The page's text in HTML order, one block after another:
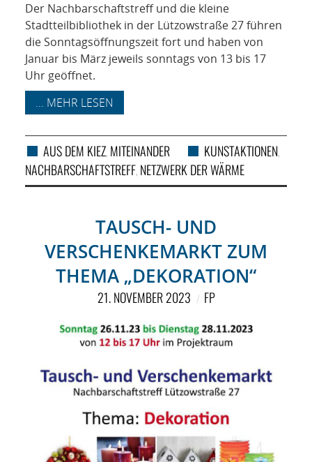
Der Nachbarschaftstreff und die kleine
Stadtteilbibliothek in der Lützowstraße 27 führen
die Sonntagsöffnungszeit fort und haben von
Januar bis März jeweils sonntags von 13 bis 17
Uhr geöffnet.
... MEHR LESEN
AUS DEM KIEZ, MITEINANDER KUNSTAKTIONEN,
NACHBARSCHAFTSTREFF, NETZWERK DER WÄRME
TAUSCH- UND
VERSCHENKEMARKT ZUM
THEMA „DEKORATION“
21. NOVEMBER 2023 FP